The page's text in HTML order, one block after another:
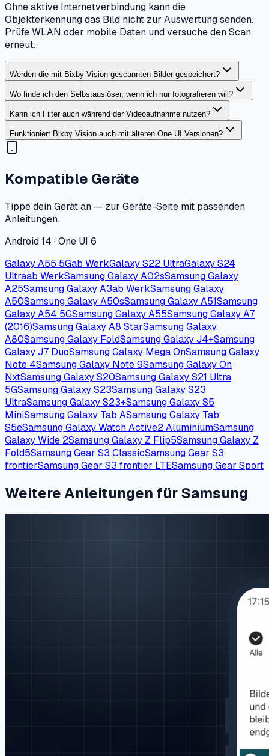
Ohne aktive Internetverbindung kann die
Objekterkennung das Bild nicht zur Auswertung senden.
Prüfe WLAN oder mobile Daten und versuche den Scan
erneut.
Werden die mit Bixby Vision gescannten Bilder gespeichert?
Wo finde ich den Selbstauslöser, wenn ich nur fotografieren will?
Kann ich Filter auch während der Videoaufnahme nutzen?
Funktioniert Bixby Vision auch mit älteren One UI Versionen?
Kompatible Geräte
Tippe dein Gerät an — zur Geräte-Seite mit passenden
Anleitungen.
Android 14 · One UI 6
Galaxy A55 5Gab WerkGalaxy S22 UltraGalaxy S24
Ultraab WerkSamsung Galaxy A02sSamsung Galaxy
A25Samsung Galaxy A3ab WerkSamsung Galaxy
A50Samsung Galaxy A50sSamsung Galaxy A51Samsung
Galaxy A54 5GSamsung Galaxy A55Samsung Galaxy A7
(2016)Samsung Galaxy A8 StarSamsung Galaxy
A80Samsung Galaxy FoldSamsung Galaxy J4+Samsung
Galaxy J7 DuoSamsung Galaxy Mega OnSamsung Galaxy
Note 4Samsung Galaxy Note 9Samsung Galaxy On
NxtSamsung Galaxy S20Samsung Galaxy S21 Ultra
5GSamsung Galaxy S23Samsung Galaxy S23
UltraSamsung Galaxy S23+Samsung Galaxy S5
MiniSamsung Galaxy Tab ASamsung Galaxy Tab
S5eSamsung Galaxy Watch Active2 AluminiumSamsung
Galaxy Wide 2Samsung Galaxy Z Flip5Samsung Galaxy Z
Fold5Samsung Gear S3 ClassicSamsung Gear S3
frontierSamsung Gear S3 frontier LTESamsung Gear Sport
Weitere Anleitungen für Samsung